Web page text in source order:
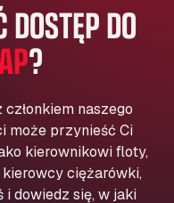
4, 17700 DO
?
naszego
może przynieść Ci
kierownikowi floty,
ciężarówki,
i dowiedz się, w jaki